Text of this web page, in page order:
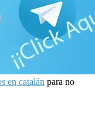
en catalán para no